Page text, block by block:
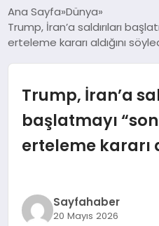
ANA SAYFA
GÜNDEM
İZMIR HABERLERI
EKONOMI
Ana Sayfa Dünya
Trump, İran’a saldırıları
erteleme kararı aldığını
Trump, İran’a
başlatmayı
erteleme kararı
Sayfahaber
20 Mayıs 2026